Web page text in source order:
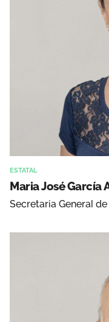
ESTATAL
Maria José García
Secretaria General